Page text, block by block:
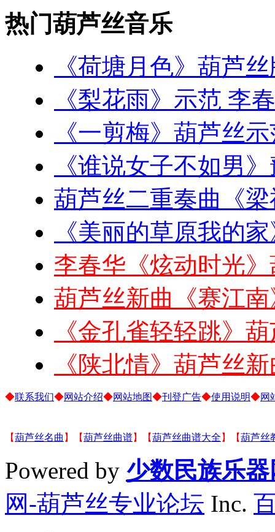
热门葫芦丝音乐
《荷塘月色》葫芦
《梨花雨》示范 李
《一剪梅》葫芦丝
《谁说女子不如男
葫芦丝二重奏曲《
《美丽的草原我的
李春华《炫动时光
葫芦丝新曲《赛江南
《金孔雀轻轻跳》
《陕北情》葫芦丝
◆联系我们◆网站介绍◆网站地图◆刊登广告◆使用说明◆网
【葫芦丝名曲 】【葫芦丝曲谱】【葫芦丝曲谱大全 】【葫芦丝
Powered by 少数民族乐器
网-葫芦丝专业论坛 Inc.